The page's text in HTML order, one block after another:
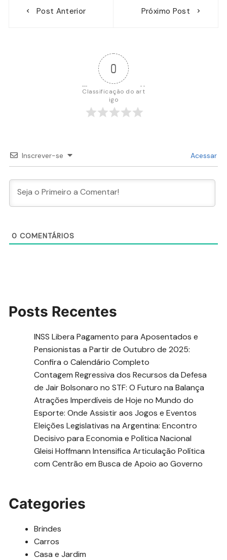
Post Anterior Próximo Post
0
Classificação do art
igo
Inscrever-se Acessar
0 COMENTÁRIOS
Posts Recentes
INSS Libera Pagamento para Aposentados e
Pensionistas a Partir de Outubro de 2025:
Confira o Calendário Completo
Contagem Regressiva dos Recursos da Defesa
de Jair Bolsonaro no STF: O Futuro na Balança
Atrações Imperdíveis de Hoje no Mundo do
Esporte: Onde Assistir aos Jogos e Eventos
Eleições Legislativas na Argentina: Encontro
Decisivo para Economia e Política Nacional
Gleisi Hoffmann Intensifica Articulação Política
com Centrão em Busca de Apoio ao Governo
Categories
Brindes
Carros
Casa e Jardim